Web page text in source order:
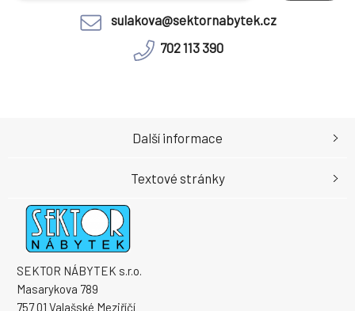
materiálu kor
sulakova@sektornabytek.cz
702 113 390
SEKTOR NÁBYTEK s.r.o.
Masarykova 789
757 01 Valašské Meziříčí
Další informace
Textové stránky